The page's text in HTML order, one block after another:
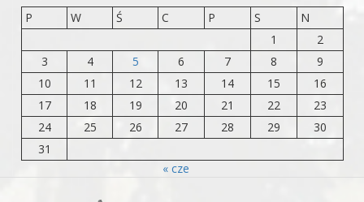
P
W Ś C P S
N
1
2
3
4 5 6 7 8
9
10
11 12 13 14 15
16
17
18 19 20 21 22
23
24
25 26 27 28 29
30
31
« cze